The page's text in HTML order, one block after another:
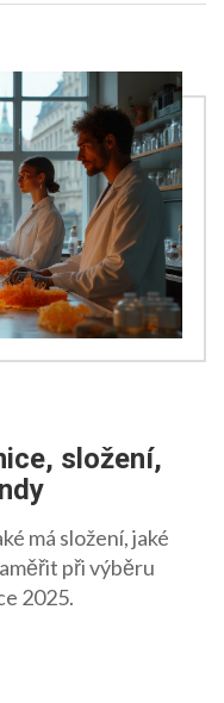
složení,
má složení, jaké
při výběru
2025.